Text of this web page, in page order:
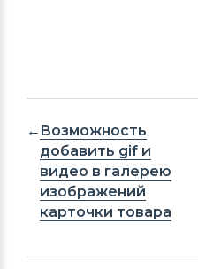
Возможность
добавить gif и
видео в галерею
изображений
карточки товара